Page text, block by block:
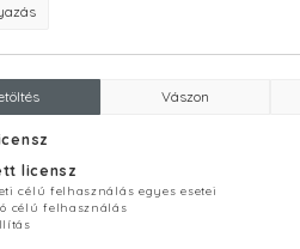
Vászon
licensz
célú felhasználás egyes esetei
célú felhasználás